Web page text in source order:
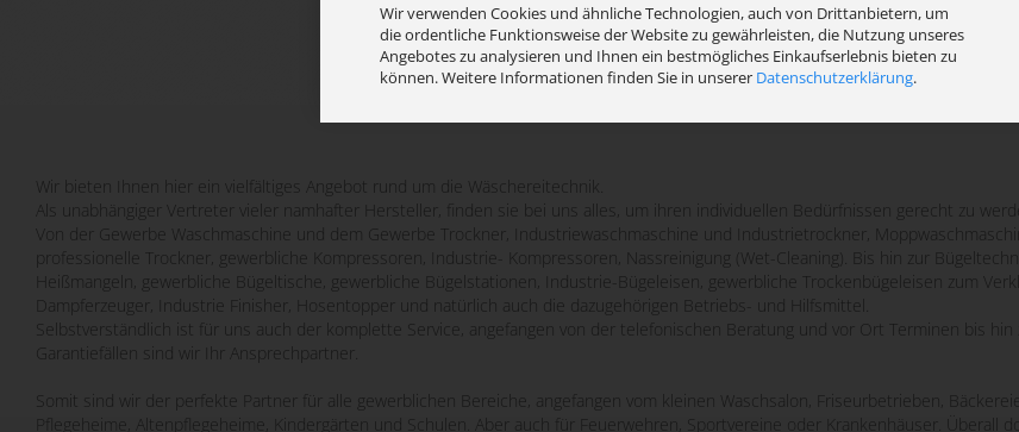
Wir verwenden Cookies und ähnliche Technologien, auch von Drittanbietern, um
die ordentliche Funktionsweise der Website zu gewährleisten, die Nutzung unseres
Angebotes zu analysieren und Ihnen ein bestmögliches Einkaufserlebnis bieten zu
können. Weitere Informationen finden Sie in unserer Datenschutzerklärung.
Wir bieten Ihnen hier ein vielfältiges Angebot rund um die Wäschereitechnik.
Als unabhängiger Vertreter vieler namhafter Hersteller, finden sie bei uns alles, um ihren individuellen Bedürfnissen gerecht zu
Von der Gewerbe Waschmaschine und dem Gewerbe Trockner, Industriewaschmaschine und Industrietrockner,
professionelle Trockner, gewerbliche Kompressoren, Industrie- Kompressoren, Nassreinigung (Wet-Cleaning). Bis hin zur
Heißmangeln, gewerbliche Bügeltische, gewerbliche Bügelstationen, Industrie-Bügeleisen, gewerbliche Trockenbügeleisen zum
Dampferzeuger, Industrie Finisher, Hosentopper und natürlich auch die dazugehörigen Betriebs- und Hilfsmittel.
Selbstverständlich ist für uns auch der komplette Service, angefangen von der telefonischen Beratung und vor Ort Terminen bis
Garantiefällen sind wir Ihr Ansprechpartner.
Somit sind wir der perfekte Partner für alle gewerblichen Bereiche, angefangen vom kleinen Waschsalon, Friseurbetrieben,
Pflegeheime, Altenpflegeheime, Kindergärten und Schulen. Aber auch für Feuerwehren, Sportvereine oder Krankenhäuser.